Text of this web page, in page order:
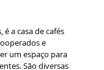
é a casa de cafés
e
um espaço para
São diversas